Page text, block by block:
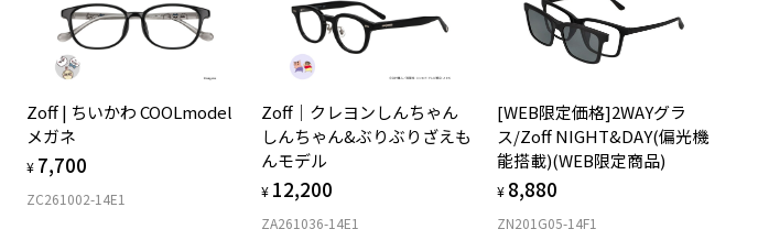
お持ちのZoffメガネサイズを確認するには？
仕上がり寸法
D 仕上がりの横幅：約141mm
E 仕上がりの縦幅：約43mm
安心2 視力測定無料
視力の変化を早めに発見するために、定期的な視力測定をおす
すめいたします。
安心3 かかり具合調整無料
フレームの歪みやかかり具合の調整・クリーニングは、全国の
Zoff店舗にていつでも対応いたします。
＜メガネの度数情報がわからない方へ＞
オンラインストアでフレームのみ購入して、
ご購入時に「レンズ交換券」をお選びいただくと、実店舗で度数を測定
のうえ、
度付きレンズ（標準セットレンズ）へ無料交換いただけます。
詳しくはこちら
実店舗で度数を測定いただけます
Zoff | ちいかわ COOLmodel
メガネ
¥ 7,700
ZC261002-14E1
Zoff｜クレヨンしんちゃん
しんちゃん&ぶりぶりざえも
んモデル
¥ 12,200
ZA261036-14E1
[WEB限定価格]2WAYグラ
ス/Zoff NIGHT&DAY(偏光機
能搭載)(WEB限定商品)
¥ 8,880
ZN201G05-14F1